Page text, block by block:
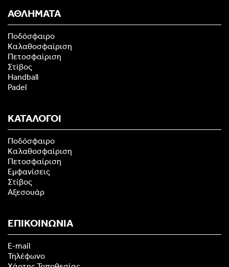
ΑΘΛΗΜΑΤΑ
Ποδόσφαιρο
Καλαθοσφαίριση
Πετοσφαίριση
Στίβος
Handball
Padel
ΚΑΤΑΛΟΓΟΙ
Ποδόσφαιρο
Καλαθοσφαίριση
Πετοσφαίριση
Εμφανίσεις
Στίβος
Αξεσουάρ
ΕΠΙΚΟΙΝΩΝΙΑ
E-mail
Τηλέφωνο